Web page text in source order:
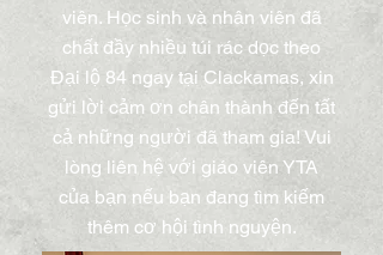
viên. Học sinh và nhân viên đã
chất đầy nhiều túi rác dọc theo
Đại lộ 84 ngay tại Clackamas, xin
gửi lời cảm ơn chân thành đến tất
cả những người đã tham gia! Vui
lòng liên hệ với giáo viên YTA
của bạn nếu bạn đang tìm kiếm
thêm cơ hội tình nguyện.